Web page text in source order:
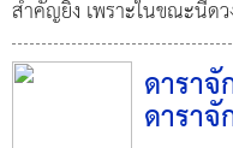
สำคัญยิ่ง เพราะในขณะนี้ด
ดาราจั
ดาราจั